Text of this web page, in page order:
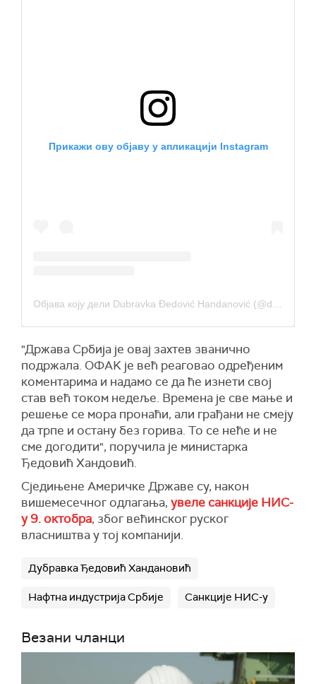
Прикажи ову објаву у апликацији Instagram
"Држава Србија је овај захтев званично
подржала. ОФАK је већ реаговао одређеним
коментарима и надамо се да ће изнети свој
став већ током недеље. Времена је све мање и
решење се мора пронаћи, али грађани не смеју
да трпе и остану без горива. То се неће и не
сме догодити", поручила је министарка
Ђедовић Хандовић.
Сједињене Америчке Државе су, након
вишемесечног одлагања, увеле санкције НИС-
у 9. октобра, због већинског руског
власништва у тој компанији.
Дубравка Ђедовић Хандановић
Нафтна индустрија Србије Санкције НИС-у
Везани чланци